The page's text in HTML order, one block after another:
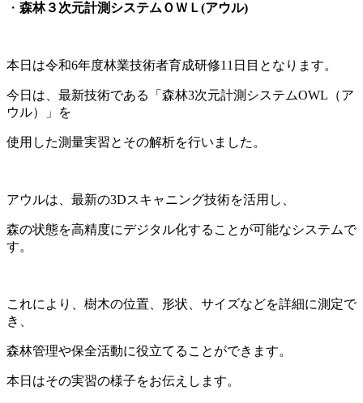
・ 森林３次元計測システムＯＷＬ(アウル)
本日は令和6年度林業技術者育成研修11日目となります。
今日は、最新技術である「森林3次元計測システムOWL（ア
ウル）」を
使用した測量実習とその解析を行いました。
アウルは、最新の3Dスキャニング技術を活用し、
森の状態を高精度にデジタル化することが可能なシステムで
す。
これにより、樹木の位置、形状、サイズなどを詳細に測定で
き、
森林管理や保全活動に役立てることができます。
本日はその実習の様子をお伝えします。